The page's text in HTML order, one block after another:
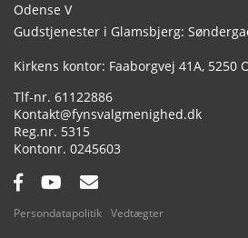
Odense V
Gudstjenester i Glamsbjerg:
Adresse:
Kirkens kontor: Faaborgvej 41A 5250
Tlf.:
61122886
Email:
Kontakt@fynsvalgmenighed.dk
Reg.nr.:
5315
Kontonummer:
0245603
Facebook:
YouTube:
Email:
Persondatapolitik Vedtægter